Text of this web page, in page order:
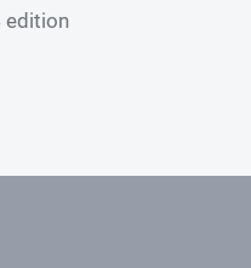
edition